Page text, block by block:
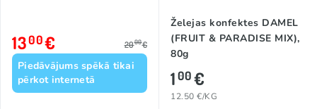
Piedāvājums spēkā tikai
pērkot internetā
1300€ 2000€
Želejas konfektes DAMEL
(FRUIT & PARADISE MIX),
80g
100€
12.50 €/KG